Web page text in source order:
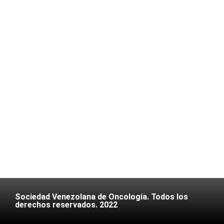
Sociedad Venezolana de Oncología. Todos los
derechos reservados. 2022